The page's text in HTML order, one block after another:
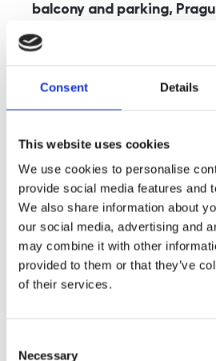
Consent Details
This website uses cookies
We use cookies to personalise
provide social media features and
We also share information about
our social media, advertising and
may combine it with other
provided to them or that they’ve
of their services.
Necessary
balcony and parking,
rozměry
disposition
5+kk